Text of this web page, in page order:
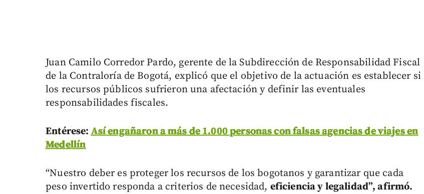
Juan Camilo Corredor Pardo, gerente de la Subdirección de Responsabilidad Fiscal
de la Contraloría de Bogotá, explicó que el objetivo de la actuación es establecer si
los recursos públicos sufrieron una afectación y definir las eventuales
responsabilidades fiscales.
Entérese:Así engañaron a más de 1.000 personas con falsas agencias de viajes en
Medellín
“Nuestro deber es proteger los recursos de los bogotanos y garantizar que cada
peso invertido responda a criterios de necesidad, eficiencia y legalidad”, afirmó.